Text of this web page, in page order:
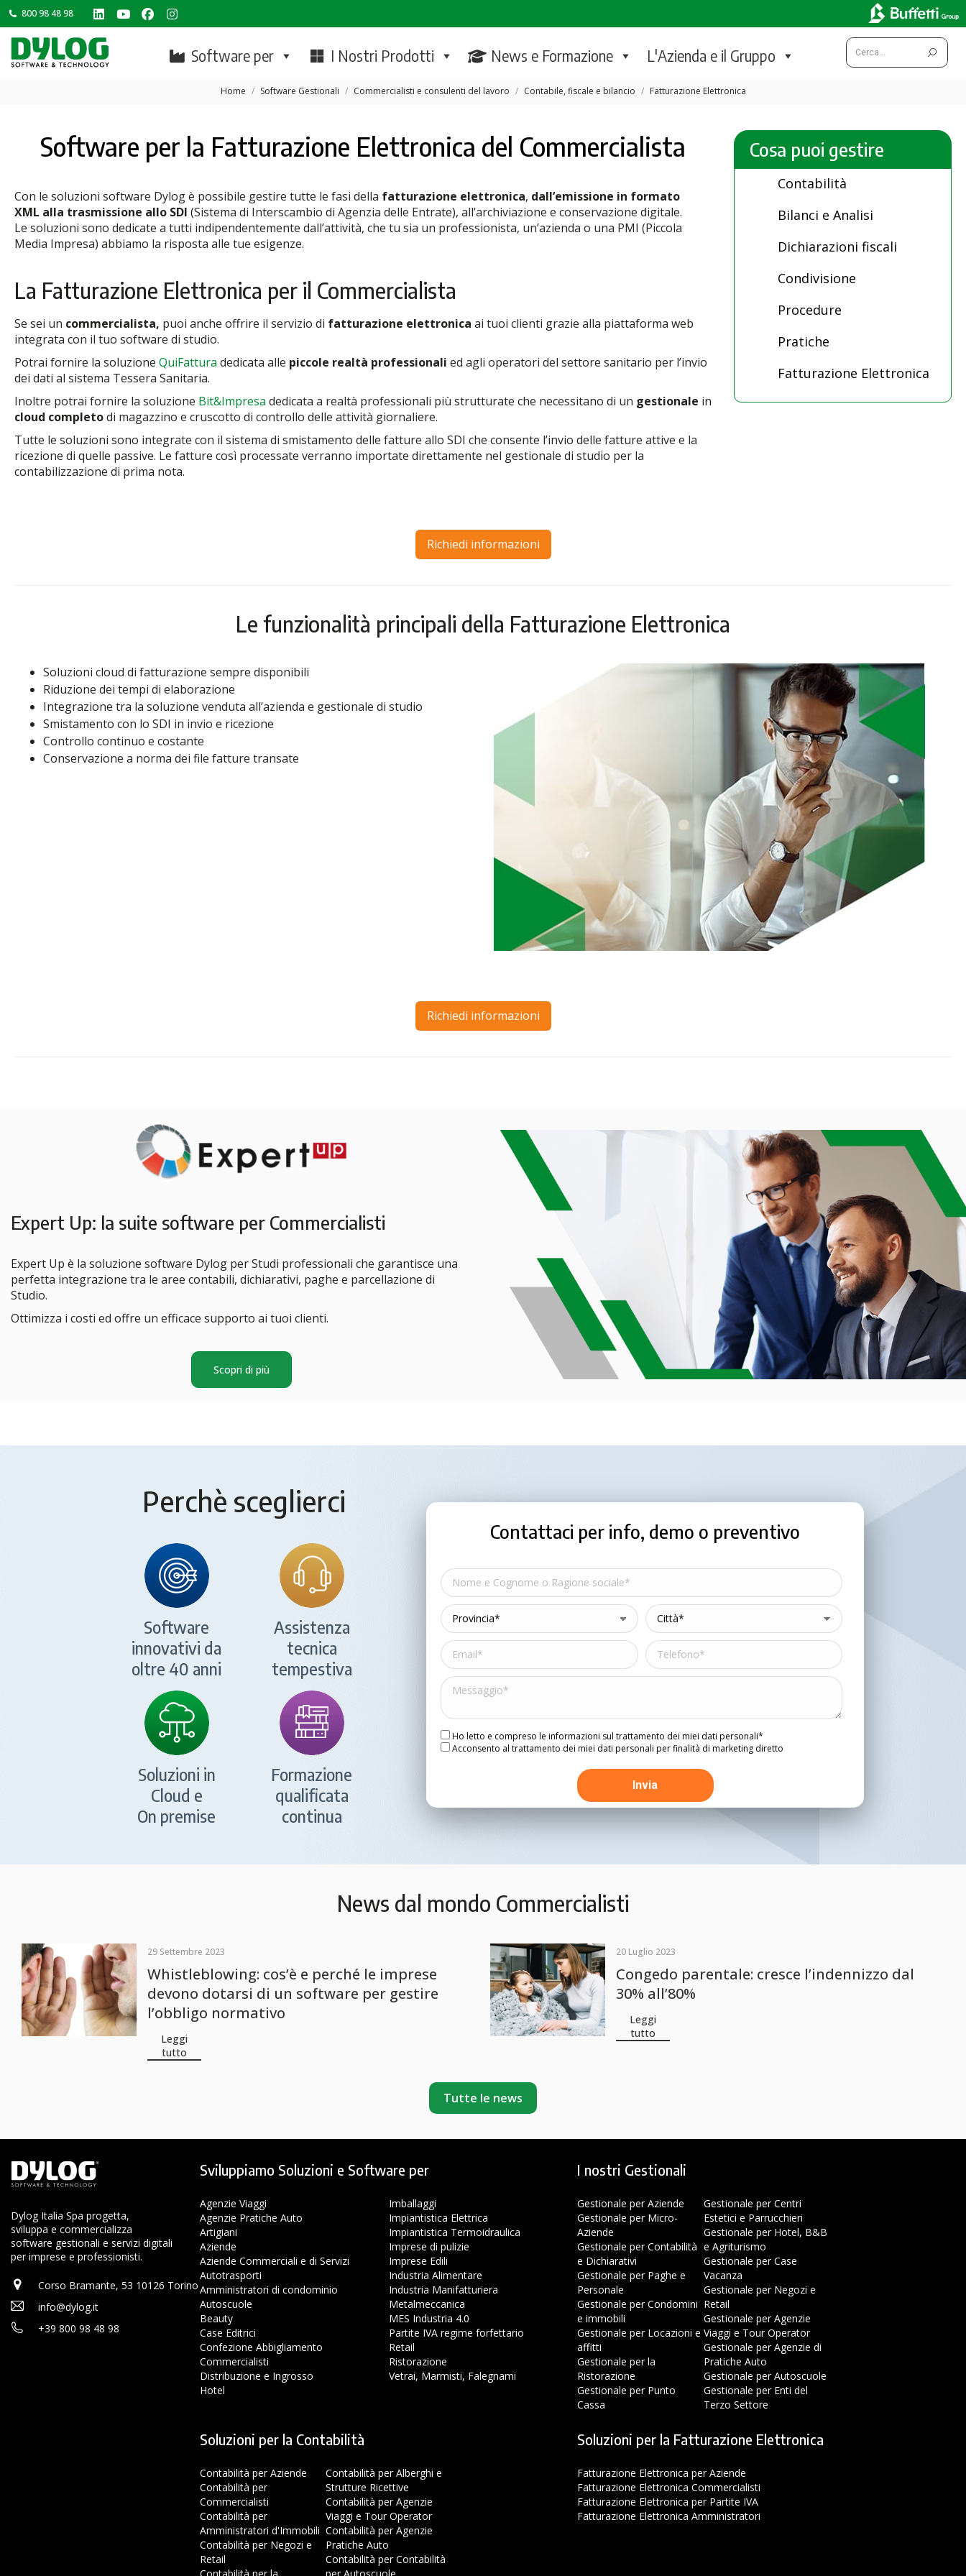
800 98 48 98
Linkedin
page
opens
YouTubeFacebook
page
opens
window
Instagram
page
opens
window
Software per I Nostri Prodotti News e Formazione L'Azienda e il Gruppo Cerca:
Tu sei qui:
Home Software Gestionali Commercialisti e consulenti del lavoro Contabile, fiscale e bilancio Fatturazione Elettronica
Software per la Fatturazione Elettronica del Commercialista
Con le soluzioni software Dylog è possibile gestire tutte le fasi della fatturazione elettronica, dall’emissione in formato
XML alla trasmissione allo SDI (Sistema di Interscambio di Agenzia delle Entrate), all’archiviazione e conservazione digitale.
Le soluzioni sono dedicate a tutti indipendentemente dall’attività, che tu sia un professionista, un’azienda o una PMI (Piccola
Media Impresa) abbiamo la risposta alle tue esigenze.
La Fatturazione Elettronica per il Commercialista
Se sei un commercialista, puoi anche offrire il servizio di fatturazione elettronica ai tuoi clienti grazie alla piattaforma web
integrata con il tuo software di studio.
Potrai fornire la soluzione QuiFattura dedicata alle piccole realtà professionali ed agli operatori del settore sanitario per l’invio
dei dati al sistema Tessera Sanitaria.
Inoltre potrai fornire la soluzione Bit&Impresa dedicata a realtà professionali più strutturate che necessitano di un gestionale in
cloud completodi magazzino e cruscotto di controllo delle attività giornaliere.
Tutte le soluzioni sono integrate con il sistema di smistamento delle fatture allo SDI che consente l’invio delle fatture attive e la
ricezione di quelle passive. Le fatture così processate verranno importate direttamente nel gestionale di studio per la
contabilizzazione di prima nota.
Cosa puoi gestire
Contabilità
Bilanci e Analisi
Dichiarazioni fiscali
Condivisione
Procedure
Pratiche
Fatturazione Elettronica
Richiedi informazioni
Le funzionalità principali della Fatturazione Elettronica
Soluzioni cloud di fatturazione sempre disponibili
Riduzione dei tempi di elaborazione
Integrazione tra la soluzione venduta all’azienda e gestionale di studio
Smistamento con lo SDI in invio e ricezione
Controllo continuo e costante
Conservazione a norma dei file fatture transate
Richiedi informazioni
Expert Up: la suite software per Commercialisti
Expert Up è la soluzione software Dylog per Studi professionali che garantisce una
perfetta integrazione tra le aree contabili, dichiarativi, paghe e parcellazione di
Studio.
Ottimizza i costi ed offre un efficace supporto ai tuoi clienti.
Scopri di più
Perchè sceglierci
Software
innovativi da
oltre 40 anni
Assistenza
tecnica
tempestiva
Soluzioni in
Cloud e
On premise
Formazione
qualificata
continua
Contattaci per info, demo o preventivo
Ho letto e compreso le informazioni sul trattamento dei miei dati personali*
Acconsento al trattamento dei miei dati personali per finalità di marketing diretto
News dal mondo Commercialisti
29 Settembre 2023
Whistleblowing: cos’è e perché le imprese
devono dotarsi di un software per gestire
l’obbligo normativo
Leggi
tutto
20 Luglio 2023
Congedo parentale: cresce l’indennizzo dal
30% all’80%
Leggi
tutto
Tutte le news
Dylog Italia Spa progetta,
sviluppa e commercializza
software gestionali e servizi digitali
per imprese e professionisti.
Corso Bramante, 53 10126 Torino
info@dylog.it
+39 800 98 48 98
Sviluppiamo Soluzioni e Software per
Agenzie Viaggi
Agenzie Pratiche Auto
Artigiani
Aziende
Aziende Commerciali e di Servizi
Autotrasporti
Amministratori di condominio
Autoscuole
Beauty
Case Editrici
Confezione Abbigliamento
Commercialisti
Distribuzione e Ingrosso
Hotel
Imballaggi
Impiantistica Elettrica
Impiantistica Termoidraulica
Imprese di pulizie
Imprese Edili
Industria Alimentare
Industria Manifatturiera
Metalmeccanica
MES Industria 4.0
Partite IVA regime forfettario
Retail
Ristorazione
Vetrai, Marmisti, Falegnami
I nostri Gestionali
Gestionale per Aziende
Gestionale per Micro-
Aziende
Gestionale per Contabilità
e Dichiarativi
Gestionale per Paghe e
Personale
Gestionale per Condomini
e immobili
Gestionale per Locazioni e
affitti
Gestionale per la
Ristorazione
Gestionale per Punto
Cassa
Gestionale per Centri
Estetici e Parrucchieri
Gestionale per Hotel, B&B
e Agriturismo
Gestionale per Case
Vacanza
Gestionale per Negozi e
Retail
Gestionale per Agenzie
Viaggi e Tour Operator
Gestionale per Agenzie di
Pratiche Auto
Gestionale per Autoscuole
Gestionale per Enti del
Terzo Settore
Soluzioni per la Contabilità
Contabilità per Aziende
Contabilità per
Commercialisti
Contabilità per
Amministratori d'Immobili
Contabilità per Negozi e
Retail
Contabilità per Alberghi e
Strutture Ricettive
Contabilità per Agenzie
Viaggi e Tour Operator
Contabilità per Agenzie
Pratiche Auto
Contabilità per Contabilità
Soluzioni per la Fatturazione Elettronica
Fatturazione Elettronica per Aziende
Fatturazione Elettronica Commercialisti
Fatturazione Elettronica per Partite IVA
Fatturazione Elettronica Amministratori